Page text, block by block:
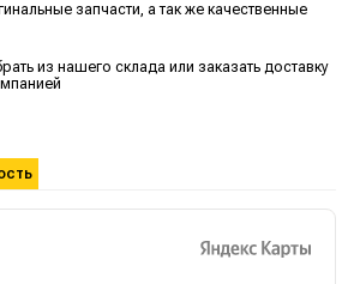
запчасти, а так же качественные
из нашего склада или заказать доставку